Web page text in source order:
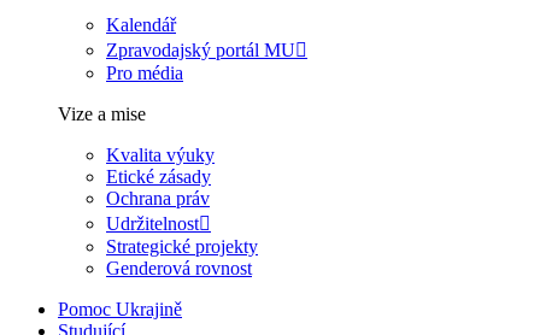
Kalendář
Zpravodajský portál MU
Pro média
Vize a mise
Kvalita výuky
Etické zásady
Ochrana práv
Udržitelnost
Strategické projekty
Genderová rovnost
Pomoc Ukrajině